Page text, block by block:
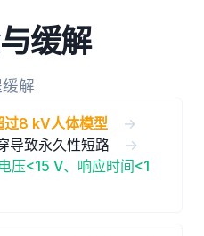
缓解
解
过8 kV人体模型
→
导致永久性短路
→
压<15 V、响应时间<1